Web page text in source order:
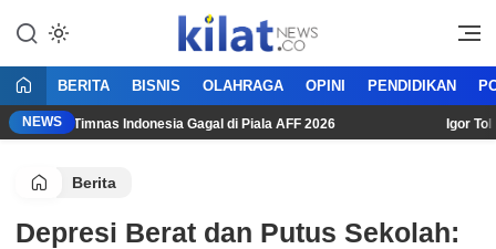
KilatNews.co
Mencerdaskan Anak Bangsa
BERITA BISNIS OLAHRAGA OPINI PENDIDIKAN
NEWS
Usai Timnas Indonesia Gagal di Piala AFF 2026 Igor Tolic:
Berita
Depresi Berat dan Putus Sekolah: